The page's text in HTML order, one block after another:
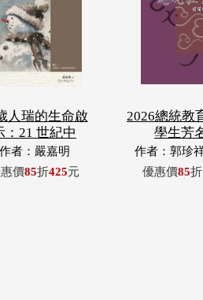
人瑞的生命啟
：21 世紀中
作者：嚴嘉明
價85折425元
2026總統教
學生芳
作者：郭珍
優惠價85折